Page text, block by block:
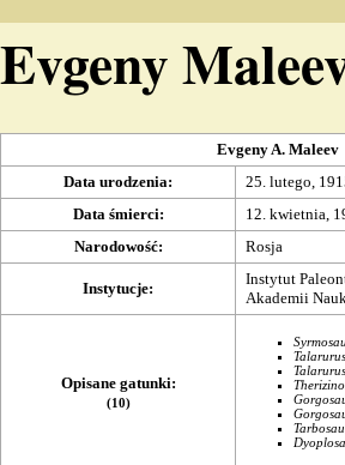
Evgeny
Evgeny A. Maleev
Data urodzenia: 25. lutego,
Data śmierci: 12. kwietnia,
Narodowość: Rosja
Instytucje:
Instytut
Akademii Nauk
Opisane gatunki:
(10)
Talarurus